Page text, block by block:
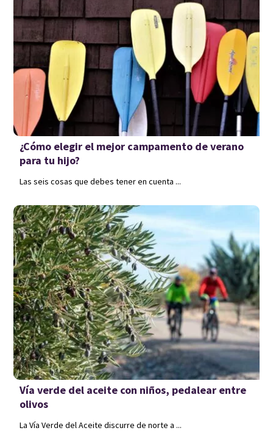
¿Cómo elegir el mejor campamento de verano
para tu hijo?
Las seis cosas que debes tener en cuenta ...
Vía verde del aceite con niños, pedalear entre
olivos
La Vía Verde del Aceite discurre de norte a ...